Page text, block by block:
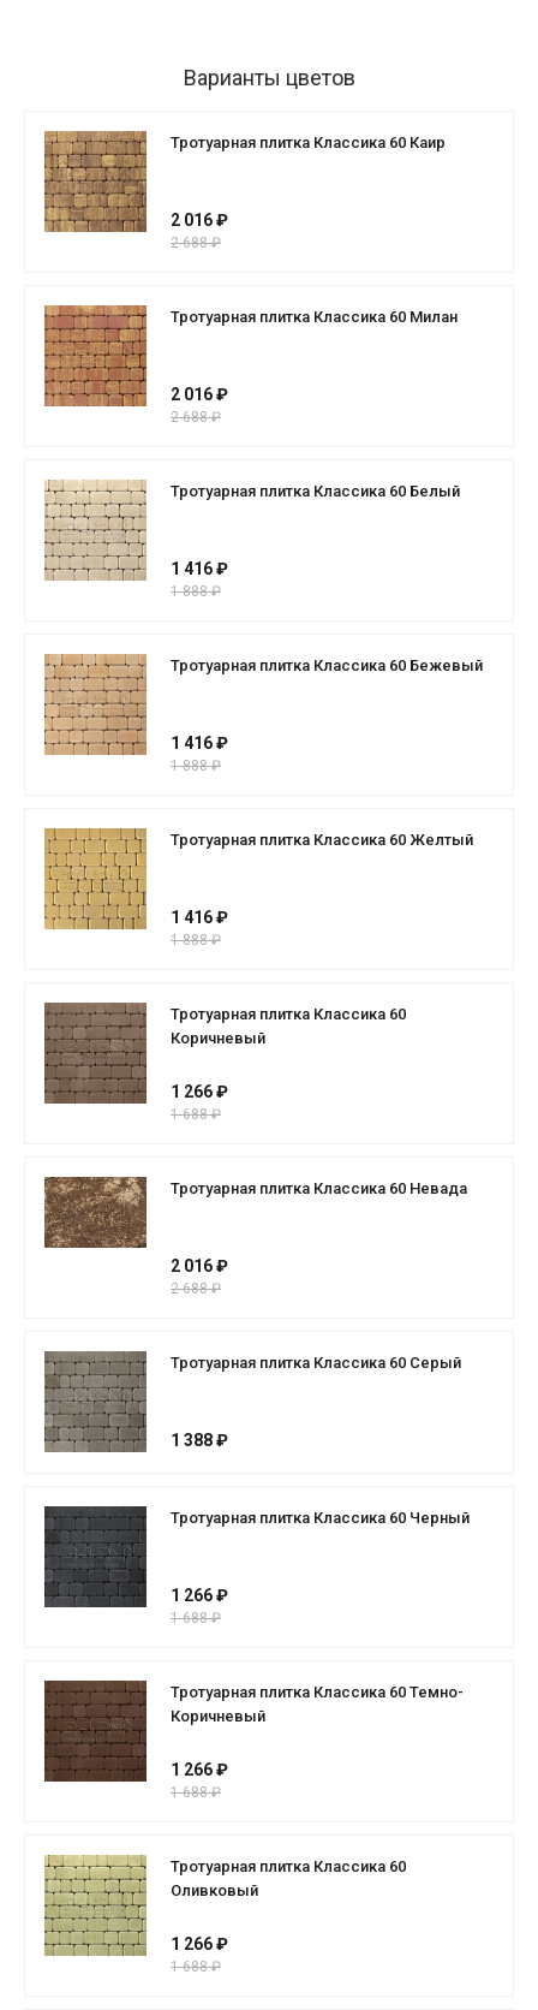
Варианты цветов
Тротуарная плитка Классика 60 Каир
2 016 ₽
2 688 ₽
Тротуарная плитка Классика 60 Милан
2 016 ₽
2 688 ₽
Тротуарная плитка Классика 60 Белый
1 416 ₽
1 888 ₽
Тротуарная плитка Классика 60 Бежевый
1 416 ₽
1 888 ₽
Тротуарная плитка Классика 60 Желтый
1 416 ₽
1 888 ₽
Тротуарная плитка Классика 60
Коричневый
1 266 ₽
1 688 ₽
Тротуарная плитка Классика 60 Невада
2 016 ₽
2 688 ₽
Тротуарная плитка Классика 60 Серый
1 388 ₽
Тротуарная плитка Классика 60 Черный
1 266 ₽
1 688 ₽
Тротуарная плитка Классика 60 Темно-
Коричневый
1 266 ₽
1 688 ₽
Тротуарная плитка Классика 60
Оливковый
1 266 ₽
1 688 ₽